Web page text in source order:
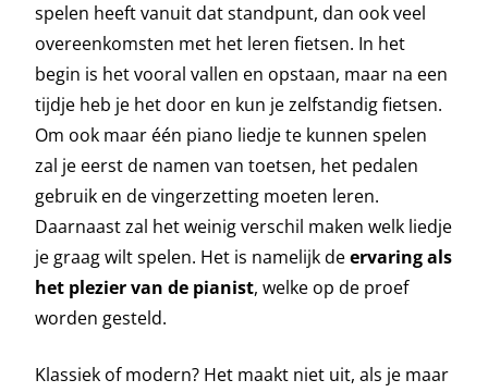
spelen heeft vanuit dat standpunt, dan ook veel
overeenkomsten met het leren fietsen. In het
begin is het vooral vallen en opstaan, maar na een
tijdje heb je het door en kun je zelfstandig fietsen.
Om ook maar één piano liedje te kunnen spelen
zal je eerst de namen van toetsen, het pedalen
gebruik en de vingerzetting moeten leren.
Daarnaast zal het weinig verschil maken welk liedje
je graag wilt spelen. Het is namelijk deervaring als
het plezier van de pianist, welke op de proef
worden gesteld.
Klassiek of modern? Het maakt niet uit, als je maar